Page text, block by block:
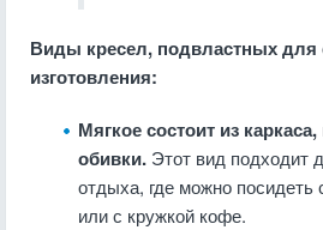
Виды кресел, подвластных для
изготовления:
Мягкое состоит из
обивки. Этот вид подходит
отдыха, где можно посидеть
или с кружкой кофе.